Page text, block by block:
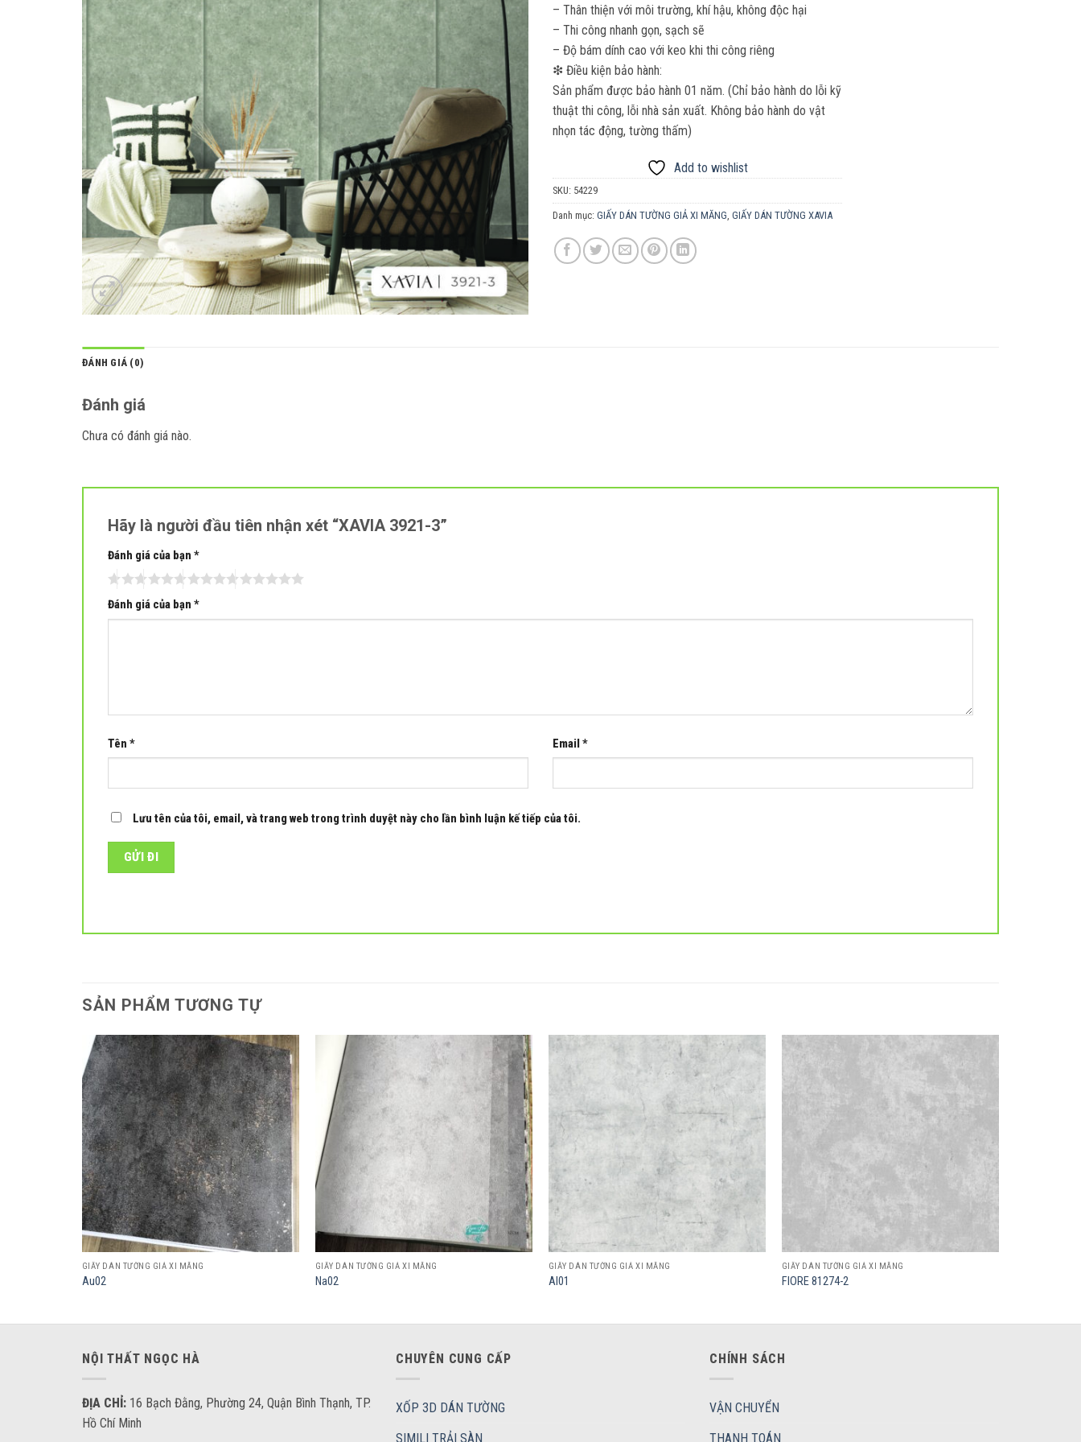
– Thân thiện với môi trường, khí hậu, không độc hại
– Thi công nhanh gọn, sạch sẽ
– Độ bám dính cao với keo khi thi công riêng
❇ Điều kiện bảo hành:
Sản phẩm được bảo hành 01 năm. (Chỉ bảo hành do lỗi kỹ
thuật thi công, lỗi nhà sản xuất. Không bảo hành do vật
nhọn tác động, tường thấm)
Add to wishlist
SKU: 54229
Danh mục: GIẤY DÁN TƯỜNG GIẢ XI MĂNG GIẤY DÁN TƯỜNG XAVIA
ĐÁNH GIÁ (0)
Đánh giá
Chưa có đánh giá nào.
Hãy là người đầu tiên nhận xét “XAVIA 3921-3”
Đánh giá của bạn *
Đánh giá của bạn *
Tên * Email *
Lưu tên của tôi, email, và trang web trong trình duyệt này cho lần bình luận kế tiếp của tôi.
SẢN PHẨM TƯƠNG TỰ
Add to
wishlist
GIẤY DÁN TƯỜNG GIẢ XI MĂNG
Au02
Add to
wishlist
GIẤY DÁN TƯỜNG GIẢ XI MĂNG
Na02
Add to
wishlist
GIẤY DÁN TƯỜNG GIẢ XI MĂNG
Al01
wishlist
GIẤY DÁN TƯỜNG GIẢ XI MĂNG
FIORE 81274-2
NỘI THẤT NGỌC HÀ
ĐỊA CHỈ: 16 Bạch Đằng, Phường 24, Quận Bình Thạnh, TP.
Hồ Chí Minh
CHUYÊN CUNG CẤP
XỐP 3D DÁN TƯỜNG
SIMILI TRẢI SÀN
CHÍNH SÁCH
VẬN CHUYỂN
THANH TOÁN